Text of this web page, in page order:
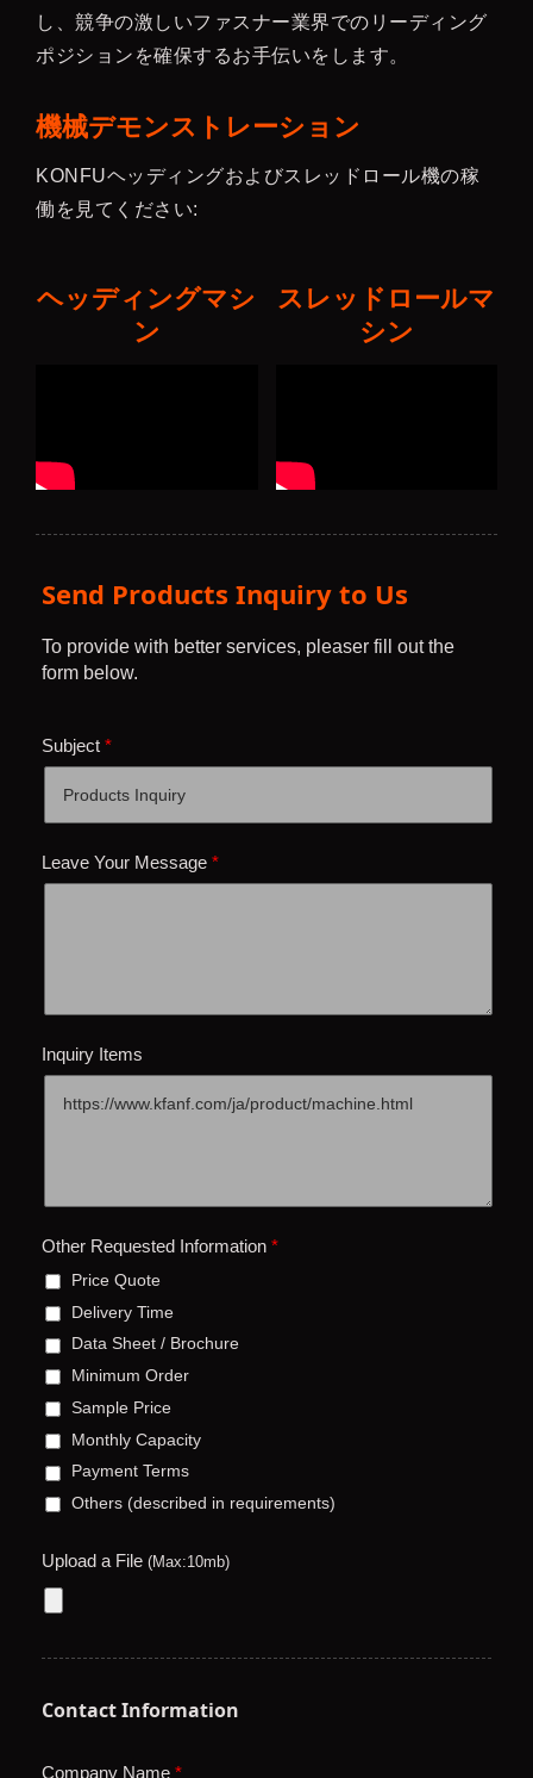
し、競争の激しいファスナー業界でのリーディング
ポジションを確保するお手伝いをします。
機械デモンストレーション
KONFUヘッディングおよびスレッドロール機の稼
働を見てください:
ヘッディングマシ
ン
スレッドロールマ
シン